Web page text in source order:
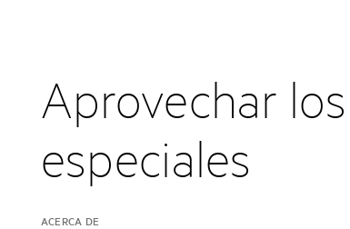
Aprovechar
especiales
ACERCA DE